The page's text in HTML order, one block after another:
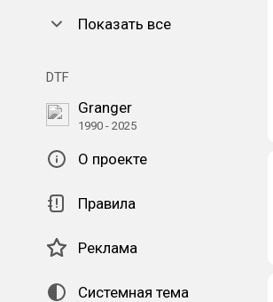
Показать все
DTF
Granger
1990 - 2025
О проекте
Правила
Реклама
Системная тема